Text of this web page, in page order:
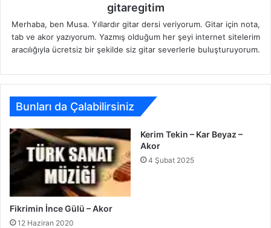
gitaregitim
Merhaba, ben Musa. Yıllardır gitar dersi veriyorum. Gitar için nota,
tab ve akor yazıyorum. Yazmış olduğum her şeyi internet sitelerim
aracılığıyla ücretsiz bir şekilde siz gitar severlerle buluşturuyorum.
Bunları da Çalabilirsiniz
Fikrimin İnce Gülü – Akor
12 Haziran 2020
Kerim Tekin – Kar Beyaz –
Akor
4 Şubat 2025